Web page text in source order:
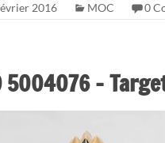
2016 MOC 0
5004076 –